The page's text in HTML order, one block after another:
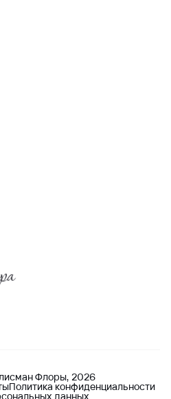
Флоры, 2026
Политика конфиденциальности
данных